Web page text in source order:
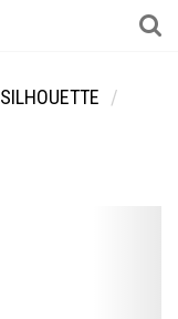
SILHOUETTE